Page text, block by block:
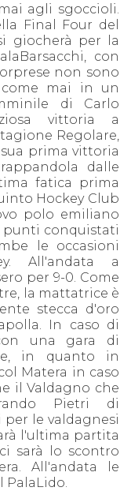
agli sgoccioli.
Final Four del
giocherà per la
con
non sono
come mai in un
di Carlo
vittoria a
Regolare,
prima vittoria
dalle
fatica prima
Hockey Club
polo emiliano
punti conquistati
le occasioni
All'andata a
per 9-0. Come
la mattatrice è
stecca d'oro
In caso di
una gara di
in quanto in
Matera in caso
il Valdagno che
Pietri di
le valdagnesi
l'ultima partita
sarà lo scontro
All'andata le
PalaLido.